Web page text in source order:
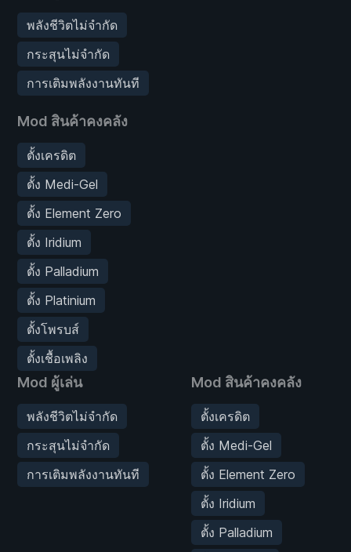
พลังชีวิตไม่จำกัด
กระสุนไม่จำกัด
การเติมพลังงานทันที
Mod สินค้าคงคลัง
ตั้งเครดิต
ตั้ง Medi-Gel
ตั้ง Element Zero
ตั้ง Iridium
ตั้ง Palladium
ตั้ง Platinium
ตั้งโพรบส์
ตั้งเชื้อเพลิง
Mod ผู้เล่น
พลังชีวิตไม่จำกัด
กระสุนไม่จำกัด
การเติมพลังงานทันที
Mod สินค้าคงคลัง
ตั้งเครดิต
ตั้ง Medi-Gel
ตั้ง Element Zero
ตั้ง Iridium
ตั้ง Palladium